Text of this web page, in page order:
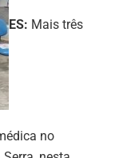
ES: Mais três
no